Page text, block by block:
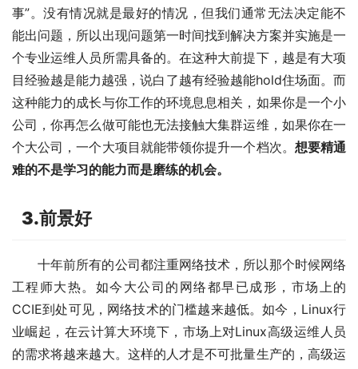
事”。没有情况就是最好的情况，但我们通常无法决定能不
能出问题，所以出现问题第一时间找到解决方案并实施是一
个专业运维人员所需具备的。在这种大前提下，越是有大项
目经验越是能力越强，说白了越有经验越能hold住场面。而
这种能力的成长与你工作的环境息息相关，如果你是一个小
公司，你再怎么做可能也无法接触大集群运维，如果你在一
个大公司，一个大项目就能带领你提升一个档次。 想要精通
难的不是学习的能力而是磨练的机会。
3.前景好
十年前所有的公司都注重网络技术，所以那个时候网络
工程师大热。如今大公司的网络都早已成形，市场上的
CCIE到处可见，网络技术的门槛越来越低。如今，Linux行
业崛起，在云计算大环境下，市场上对Linux高级运维人员
的需求将越来越大。这样的人才是不可批量生产的，高级运